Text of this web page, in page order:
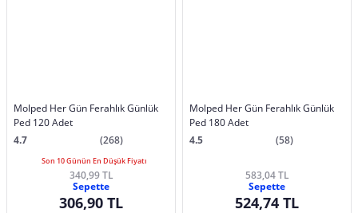
Molped Her Gün Ferahlık Günlük
Ped 120 Adet
4.7
(268)
Son 10 Günün En Düşük Fiyatı
340,99 TL
Sepette
306,90 TL
Molped Her Gün Ferahlık Günlük
Ped 180 Adet
4.5
(58)
583,04 TL
Sepette
524,74 TL